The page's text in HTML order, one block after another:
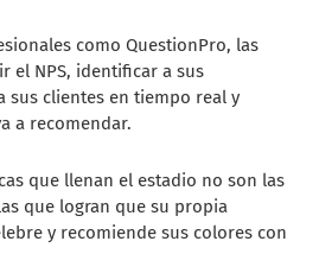
como QuestionPro, las
el NPS, identificar a sus
sus clientes en tiempo real y
a recomendar.
que llenan el estadio no son las
que logran que su propia
y recomiende sus colores con